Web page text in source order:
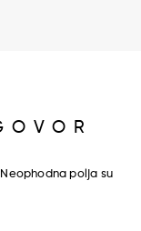
Neophodna polja su